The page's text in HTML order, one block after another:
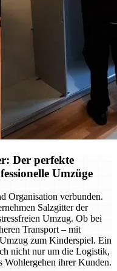
Der perfekte
Umzüge
Organisation verbunden.
Salzgitter der
Umzug. Ob bei
Transport – mit
zum Kinderspiel. Ein
nicht nur um die Logistik,
Wohlergehen ihrer Kunden.